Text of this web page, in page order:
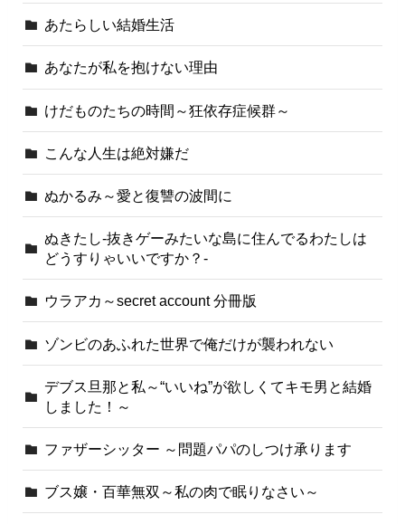
あたらしい結婚生活
あなたが私を抱けない理由
けだものたちの時間～狂依存症候群～
こんな人生は絶対嫌だ
ぬかるみ～愛と復讐の波間に
ぬきたし-抜きゲーみたいな島に住んでるわたしは
どうすりゃいいですか？-
ウラアカ～secret account 分冊版
ゾンビのあふれた世界で俺だけが襲われない
デブス旦那と私～“いいね”が欲しくてキモ男と結婚
しました！～
ファザーシッター ～問題パパのしつけ承ります
ブス嬢・百華無双～私の肉で眠りなさい～